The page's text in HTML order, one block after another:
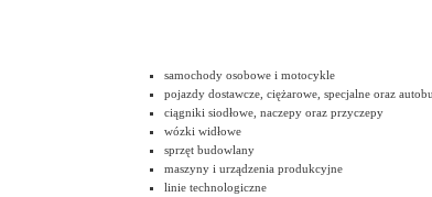
samochody osobowe i motocykle
pojazdy dostawcze, ciężarowe, specjalne oraz
ciągniki siodłowe, naczepy oraz przyczepy
wózki widłowe
sprzęt budowlany
maszyny i urządzenia produkcyjne
linie technologiczne